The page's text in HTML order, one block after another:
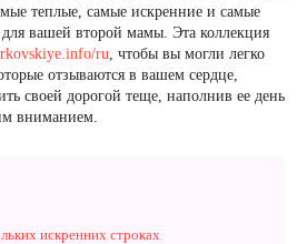
теплые, самые искренние и самые
вашей второй мамы. Эта коллекция
ru, чтобы вы могли легко
отзываются в вашем сердце,
своей дорогой теще, наполнив ее день
вниманием.
искренних строках